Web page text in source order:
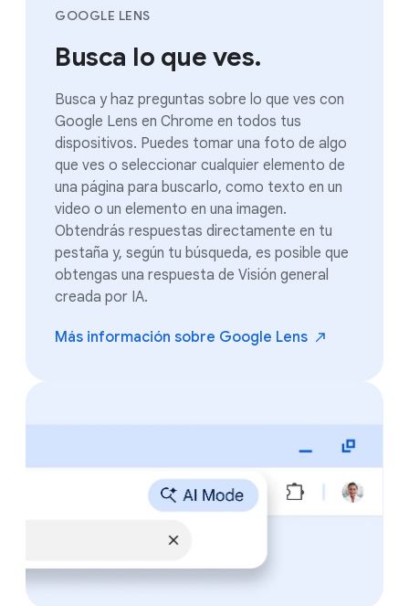
GOOGLE LENS
Busca lo que ves.
Busca y haz preguntas sobre lo que ves con
Google Lens en Chrome en todos tus
dispositivos. Puedes tomar una foto de algo
que ves o seleccionar cualquier elemento de
una página para buscarlo, como texto en un
video o un elemento en una imagen.
Obtendrás respuestas directamente en tu
pestaña y, según tu búsqueda, es posible que
obtengas una respuesta de Visión general
creada por IA.
Más información sobre Google Lens